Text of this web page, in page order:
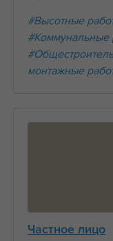
#Высотные
#Коммунальные
монтажные
Частное лицо